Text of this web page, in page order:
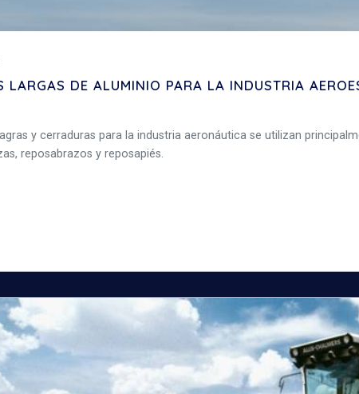
LARGAS DE ALUMINIO PARA LA INDUSTRIA
y cerraduras para la industria aeronáutica se utilizan
reposabrazos y reposapiés.